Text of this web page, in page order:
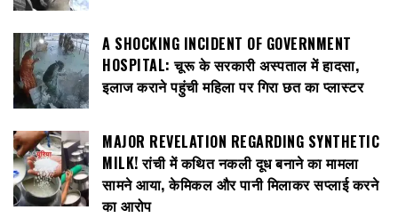
A SHOCKING INCIDENT OF GOVERNMENT
HOSPITAL: चूरू के सरकारी अस्पताल में हादसा,
इलाज कराने पहुंची महिला पर गिरा छत का प्लास्टर
MAJOR REVELATION REGARDING SYNTHETIC
MILK! रांची में कथित नकली दूध बनाने का मामला
सामने आया, केमिकल और पानी मिलाकर सप्लाई करने
का आरोप